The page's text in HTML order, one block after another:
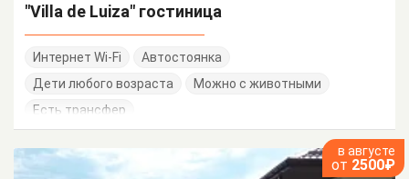
"Villa de Luiza" гостиница
Интернет Wi-Fi
Автостоянка
Дети любого возраста
Можно с животными
Есть трансфер
в августе
от 2500₽